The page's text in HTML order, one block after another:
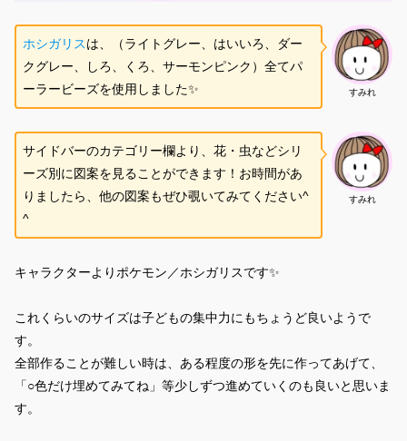
すみれ
ホシガリスは、（ライトグレー、はいいろ、ダー
クグレー、しろ、くろ、サーモンピンク）全てパ
ーラービーズを使用しました✨
すみれ
サイドバーのカテゴリー欄より、花・虫などシリ
ーズ別に図案を見ることができます！お時間があ
りましたら、他の図案もぜひ覗いてみてください^
^
キャラクターよりポケモン／ホシガリスです✨
これくらいのサイズは子どもの集中力にもちょうど良いようで
す。
全部作ることが難しい時は、ある程度の形を先に作ってあげて、
「○色だけ埋めてみてね」等少しずつ進めていくのも良いと思いま
す。